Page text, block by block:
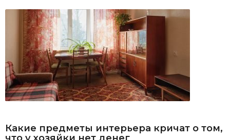
Какие предметы интерьера кричат о том,